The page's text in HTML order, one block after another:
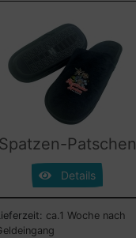
Spatzen-Patschen
Details
ca.1 Woche nach